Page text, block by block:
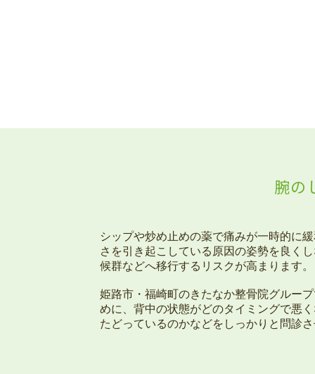
腕の
シップや炒め止めの薬で痛みが一時的に
さを引き起こしている原因の姿勢を良く
候群などへ移行するリスクが高まります。
姫路市・福崎町のきたなか整骨院グルー
めに、背中の状態がどのタイミングで悪
たどっているのかなどをしっかりと問診